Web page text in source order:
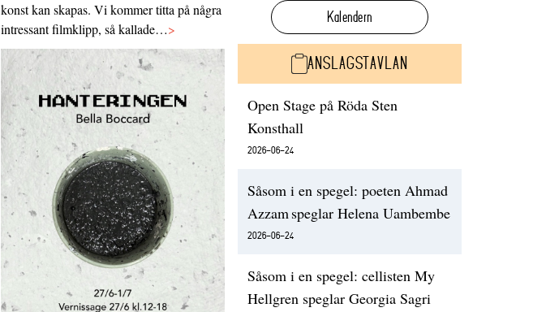
konst kan skapas. Vi kommer titta på några
intressant filmklipp, så kallade…>
Kalendern
ANSLAGSTAVLAN
Open Stage på Röda Sten
Konsthall
2026-06-24
Såsom i en spegel: poeten Ahmad
Azzam speglar Helena Uambembe
2026-06-24
Såsom i en spegel: cellisten My
Hellgren speglar Georgia Sagri